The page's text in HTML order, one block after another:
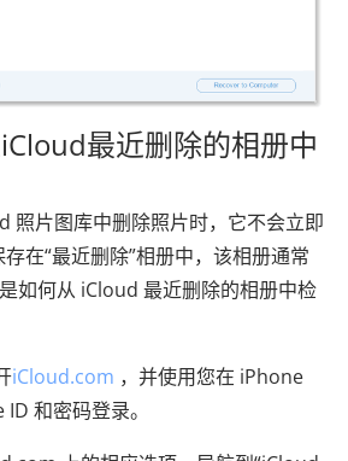
最近删除的相册中
照片图库中删除照片时，它不会立即
在“最近删除”相册中，该相册通常
如何从 iCloud 最近删除的相册中检
iCloud.com ，并使用您在 iPhone
和密码登录。